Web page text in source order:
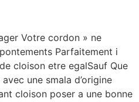
Votre cordon » ne
Parfaitement i
cloison etre egalSauf Que
une smala d’origine
cloison poser a une bonne